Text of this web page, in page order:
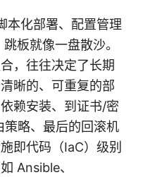
本化部署、配置管理
板就像一盘散沙。
，往往决定了长期
晰的、可重复的部
赖安装、到证书/密
略、最后的回滚机
即代码（IaC）级别
Ansible、